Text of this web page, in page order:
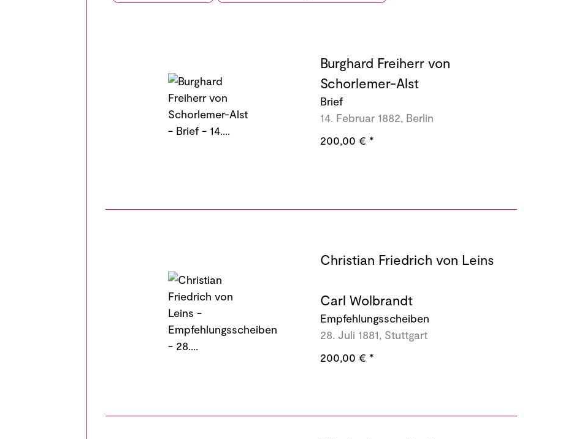
Burghard Freiherr von
Schorlemer-Alst
Brief
14. Februar 1882, Berlin
200,00 € *
Christian Friedrich von Leins
Carl Wolbrandt
Empfehlungsscheiben
28. Juli 1881, Stuttgart
200,00 € *